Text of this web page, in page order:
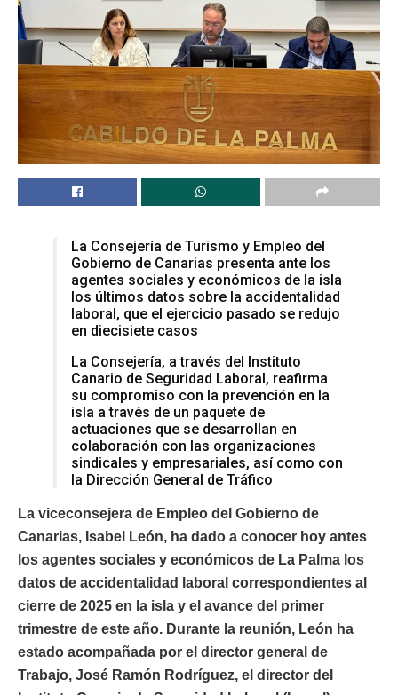
La Consejería de Turismo y Empleo del
Gobierno de Canarias presenta ante los
agentes sociales y económicos de la isla
los últimos datos sobre la accidentalidad
laboral, que el ejercicio pasado se redujo
en diecisiete casos
La Consejería, a través del Instituto
Canario de Seguridad Laboral, reafirma
su compromiso con la prevención en la
isla a través de un paquete de
actuaciones que se desarrollan en
colaboración con las organizaciones
sindicales y empresariales, así como con
la Dirección General de Tráfico
La viceconsejera de Empleo del Gobierno de
Canarias, Isabel León, ha dado a conocer hoy antes
los agentes sociales y económicos de La Palma los
datos de accidentalidad laboral correspondientes al
cierre de 2025 en la isla y el avance del primer
trimestre de este año. Durante la reunión, León ha
estado acompañada por el director general de
Trabajo, José Ramón Rodríguez, el director del